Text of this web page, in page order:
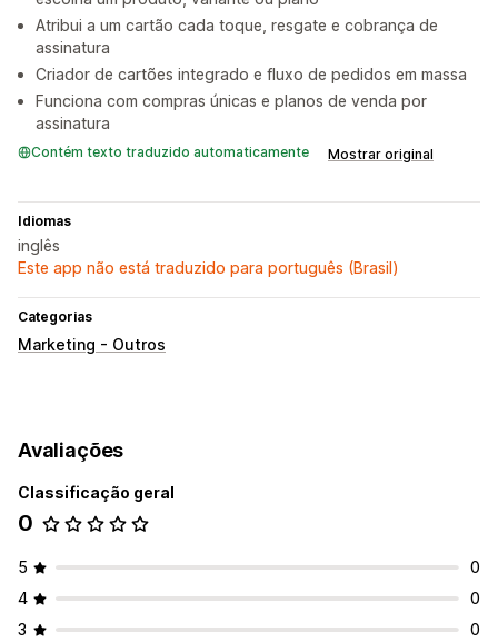
Atribui a um cartão cada toque, resgate e cobrança de
assinatura
Criador de cartões integrado e fluxo de pedidos em massa
Funciona com compras únicas e planos de venda por
assinatura
Contém texto traduzido automaticamente Mostrar original
Idiomas
inglês
Este app não está traduzido para português (Brasil)
Categorias
Marketing - Outros
Avaliações
Classificação geral
0
5
0
4
0
3
0